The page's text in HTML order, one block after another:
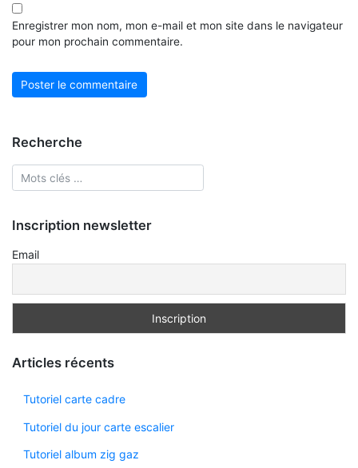
Enregistrer mon nom, mon e-mail et mon site dans le navigateur
pour mon prochain commentaire.
Recherche
Inscription newsletter
Email
Articles récents
Tutoriel carte cadre
Tutoriel du jour carte escalier
Tutoriel album zig gaz